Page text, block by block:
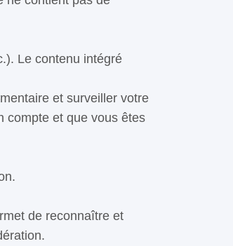
Le contenu intégré
et surveiller votre
compte et que vous êtes
de reconnaître et